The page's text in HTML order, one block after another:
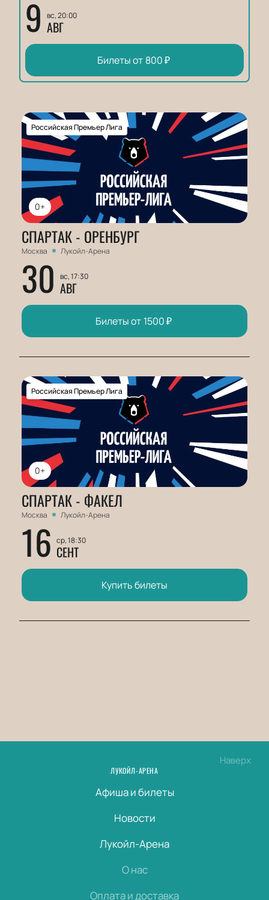
9 вс, 20:00
АВГ
Билеты от 800₽
0+
Российская Премьер Лига
СПАРТАК - ОРЕНБУРГ
Москва Лукойл-Арена
30 вс, 17:30
АВГ
Билеты от 1500₽
0+
Российская Премьер Лига
СПАРТАК - ФАКЕЛ
Москва Лукойл-Арена
16 ср, 18:30
СЕНТ
Купить билеты
Наверх
ЛУКОЙЛ-АРЕНА
Афиша и билеты
Новости
Лукойл-Арена
О нас
Оплата и доставка